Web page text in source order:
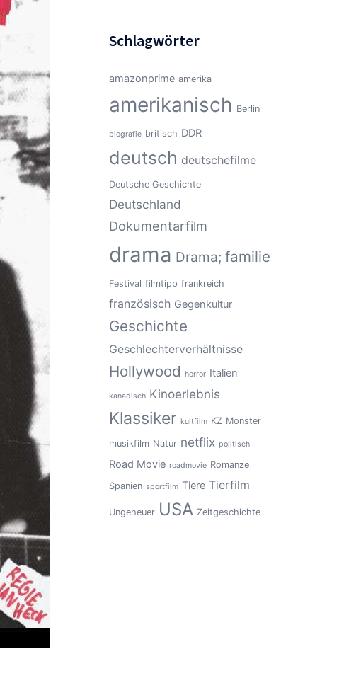
Schlagwörter
amazonprime amerika
amerikanisch Berlin
biografie britisch DDR
deutsch deutschefilme
Deutsche Geschichte
Deutschland
Dokumentarfilm
drama Drama; familie
Festival filmtipp frankreich
französisch Gegenkultur
Geschichte
Geschlechterverhältnisse
Hollywood horror Italien
kanadisch Kinoerlebnis
Klassiker kultfilm KZ Monster
musikfilm Natur netflix politisch
Road Movie roadmovie Romanze
Spanien sportfilm Tiere Tierfilm
Ungeheuer USA Zeitgeschichte